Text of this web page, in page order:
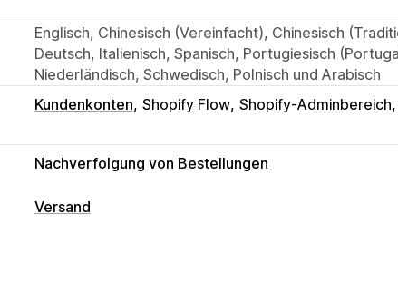
Englisch, Chinesisch (Vereinfacht), Chinesisch
Deutsch, Italienisch, Spanisch, Portugiesisch
Niederländisch, Schwedisch, Polnisch und Arabisch
Kundenkonten Shopify Flow Shopify-Adminbereich
Nachverfolgung von Bestellungen
Tracking
Versand